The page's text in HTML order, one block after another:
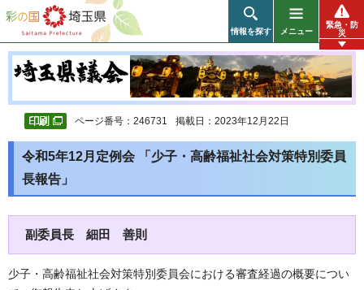
彩の国 埼玉県
情報を探す メニュー
緊急・防
災
ページ番号：246731 掲載日：2023年12月22日
令和5年12月定例会 「少子・高齢福祉社会対策特別委員
長報告」
副委員長 細田 善則
少子・高齢福祉社会対策特別委員会における審査経過の概要につい